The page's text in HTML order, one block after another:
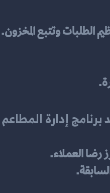
الطلبات وتتبع
برنامج إدارة المطاعم
العملاء.